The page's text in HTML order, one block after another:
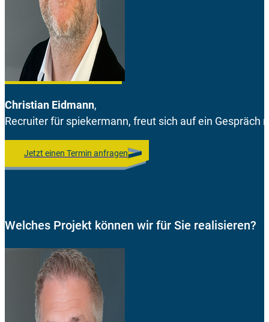
Christian Eidmann,
Recruiter für spiekermann, freut sich auf ein Gespräch
Jetzt einen Termin anfragen
Welches Projekt können wir für Sie realisieren?